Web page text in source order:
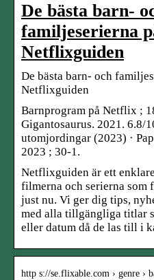
De bästa barn-
familjeserierna
Netflixguiden
De bästa barn- och
Netflixguiden
Barnprogram på Netflix ;
Gigantosaurus. 2021. 6.8/
utomjordingar (2023) ·
2023 ; 30-1.
Netflixguiden är ett
filmerna och serierna som
just nu. Vi ger dig tips,
med alla tillgängliga titlar
eller datum då de las till i
http s://se.flixable.com › genre ›